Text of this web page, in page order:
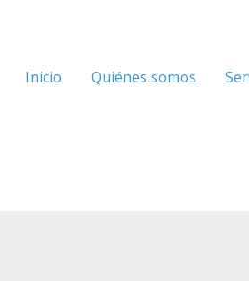
Inicio Quiénes somos